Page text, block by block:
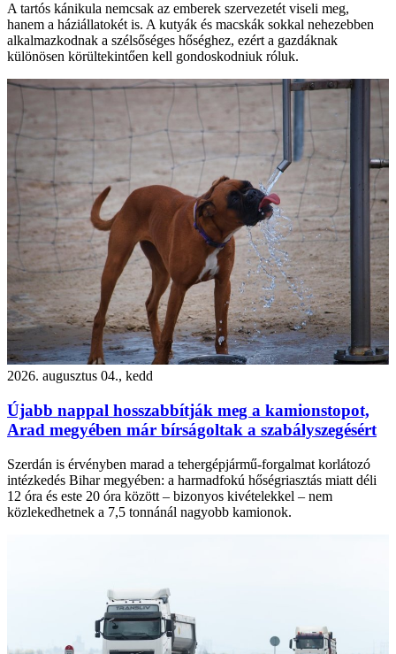
A tartós kánikula nemcsak az emberek szervezetét viseli meg,
hanem a háziállatokét is. A kutyák és macskák sokkal nehezebben
alkalmazkodnak a szélsőséges hőséghez, ezért a gazdáknak
különösen körültekintően kell gondoskodniuk róluk.
2026. augusztus 04., kedd
Újabb nappal hosszabbítják meg a kamionstopot,
Arad megyében már bírságoltak a szabályszegésért
Szerdán is érvényben marad a tehergépjármű-forgalmat korlátozó
intézkedés Bihar megyében: a harmadfokú hőségriasztás miatt déli
12 óra és este 20 óra között – bizonyos kivételekkel – nem
közlekedhetnek a 7,5 tonnánál nagyobb kamionok.